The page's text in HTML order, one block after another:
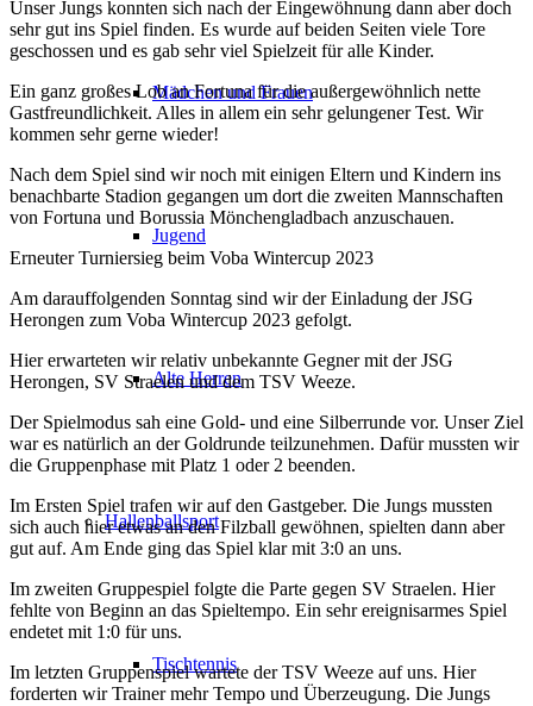
Mädchen und Frauen
Jugend
Alte Herren
Hallenballsport
Tischtennis
Unser Jungs konnten sich nach der Eingewöhnung dann aber doch
sehr gut ins Spiel finden. Es wurde auf beiden Seiten viele Tore
geschossen und es gab sehr viel Spielzeit für alle Kinder.
Ein ganz großes Lob an Fortuna für die außergewöhnlich nette
Gastfreundlichkeit. Alles in allem ein sehr gelungener Test. Wir
kommen sehr gerne wieder!
Nach dem Spiel sind wir noch mit einigen Eltern und Kindern ins
benachbarte Stadion gegangen um dort die zweiten Mannschaften
von Fortuna und Borussia Mönchengladbach anzuschauen.
Erneuter Turniersieg beim Voba Wintercup 2023
Am darauffolgenden Sonntag sind wir der Einladung der JSG
Herongen zum Voba Wintercup 2023 gefolgt.
Hier erwarteten wir relativ unbekannte Gegner mit der JSG
Herongen, SV Straelen und dem TSV Weeze.
Der Spielmodus sah eine Gold- und eine Silberrunde vor. Unser Ziel
war es natürlich an der Goldrunde teilzunehmen. Dafür mussten wir
die Gruppenphase mit Platz 1 oder 2 beenden.
Im Ersten Spiel trafen wir auf den Gastgeber. Die Jungs mussten
sich auch hier etwas an den Filzball gewöhnen, spielten dann aber
gut auf. Am Ende ging das Spiel klar mit 3:0 an uns.
Im zweiten Gruppespiel folgte die Parte gegen SV Straelen. Hier
fehlte von Beginn an das Spieltempo. Ein sehr ereignisarmes Spiel
endetet mit 1:0 für uns.
Im letzten Gruppenspiel wartete der TSV Weeze auf uns. Hier
forderten wir Trainer mehr Tempo und Überzeugung. Die Jungs